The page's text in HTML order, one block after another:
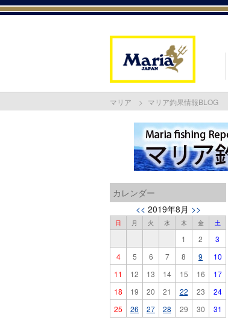
マリア マリア釣果情報BLOG
カレンダー
<< 2019年8月 >>
日 月 火 水 木 金 土
1 2
3
4
5 6 7 8 9
10
11
12 13 14 15 16
17
18
19 20 21 22 23
24
25
26 27 28 29 30 31